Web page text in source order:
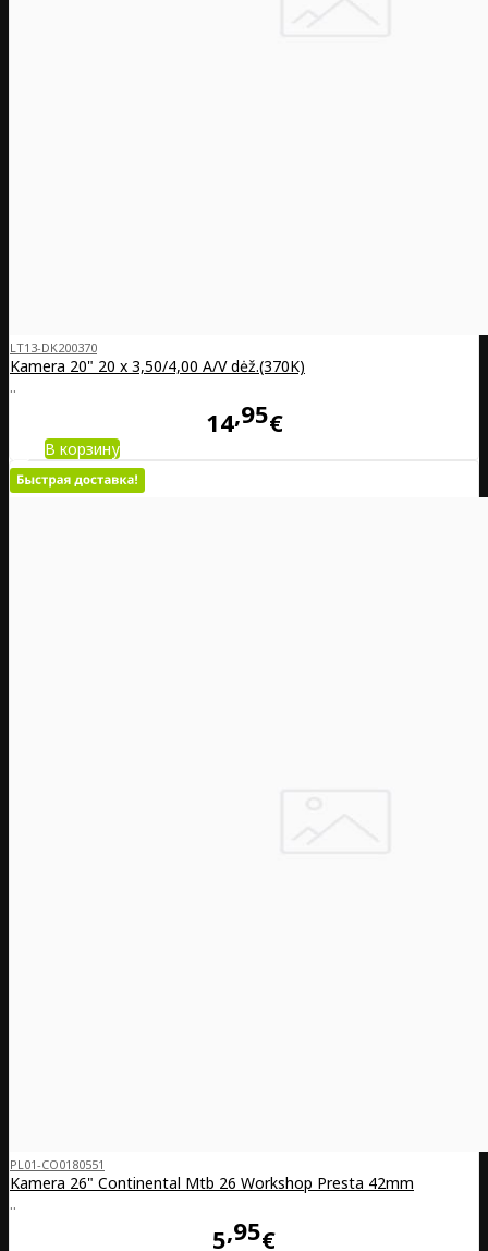
LT13-DK200370
Kamera 20" 20 x 3,50/4,00 A/V dėž.(370K)
..
14 95€
В корзину
PL01-CO0180551
Kamera 26" Continental Mtb 26 Workshop Presta 42mm
..
5 95€